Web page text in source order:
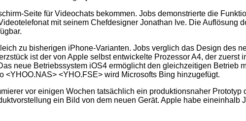
Seite für Videochats bekommen. Jobs demonstrierte die
mit seinem Chefdesigner Jonathan Ive. Die Auflösung
zu bisherigen iPhone-Varianten. Jobs verglich das Design des
ist der von Apple selbst entwickelte Prozessor A4, der zuerst
neue Betriebssystem iOS4 ermöglicht den gleichzeitigen Betrieb
<YHO.FSE> wird Microsofts Bing hinzugefügt.
vor einigen Wochen tatsächlich ein produktionsnaher Prototyp
ein Bild von dem neuen Gerät. Apple habe eineinhalb